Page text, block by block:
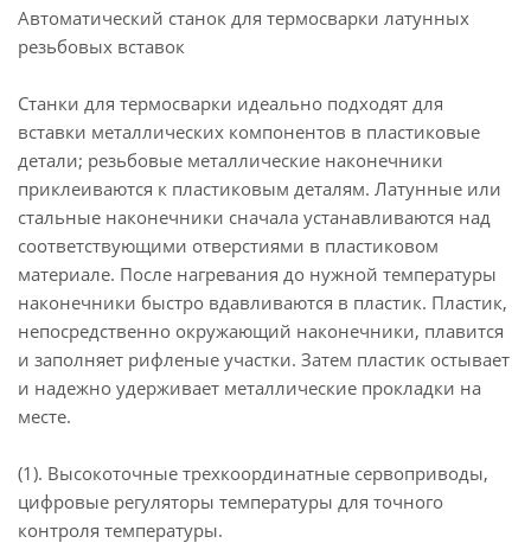
Автоматический станок для термосварки латунных
резьбовых вставок
Станки для термосварки идеально подходят для
вставки металлических компонентов в пластиковые
детали; резьбовые металлические наконечники
приклеиваются к пластиковым деталям. Латунные или
стальные наконечники сначала устанавливаются над
соответствующими отверстиями в пластиковом
материале. После нагревания до нужной температуры
наконечники быстро вдавливаются в пластик. Пластик,
непосредственно окружающий наконечники, плавится
и заполняет рифленые участки. Затем пластик остывает
и надежно удерживает металлические прокладки на
месте.
(1). Высокоточные трехкоординатные сервоприводы,
цифровые регуляторы температуры для точного
контроля температуры.